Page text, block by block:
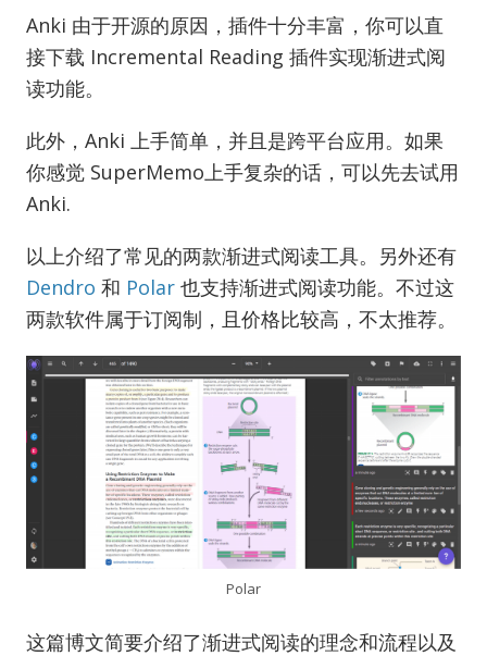
Anki 由于开源的原因，插件十分丰富，你可以直
接下载 Incremental Reading 插件实现渐进式阅
读功能。
此外，Anki 上手简单，并且是跨平台应用。如果
你感觉 SuperMemo上手复杂的话，可以先去试用
Anki.
以上介绍了常见的两款渐进式阅读工具。另外还有
Dendro 和 Polar 也支持渐进式阅读功能。不过这
两款软件属于订阅制，且价格比较高，不太推荐。
Polar
这篇博文简要介绍了渐进式阅读的理念和流程以及